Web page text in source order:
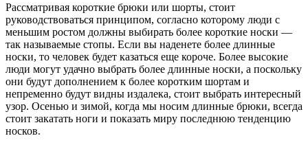
Рассматривая короткие брюки или шорты, стоит
руководствоваться принципом, согласно которому люди с
меньшим ростом должны выбирать более короткие носки —
так называемые стопы. Если вы наденете более длинные
носки, то человек будет казаться еще короче. Более высокие
люди могут удачно выбрать более длинные носки, а поскольку
они будут дополнением к более коротким шортам и
непременно будут видны издалека, стоит выбрать интересный
узор. Осенью и зимой, когда мы носим длинные брюки, всегда
стоит закатать ноги и показать миру последнюю тенденцию
носков.